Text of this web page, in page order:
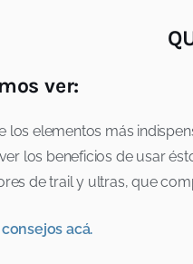
ver:
los elementos más
los beneficios de usar
de trail y ultras, que
acá.